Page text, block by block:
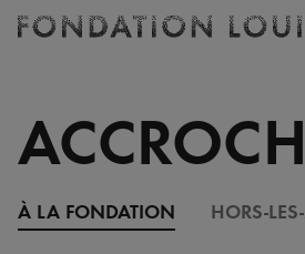
Accueil
À LA FONDATION HORS-
Billetterie